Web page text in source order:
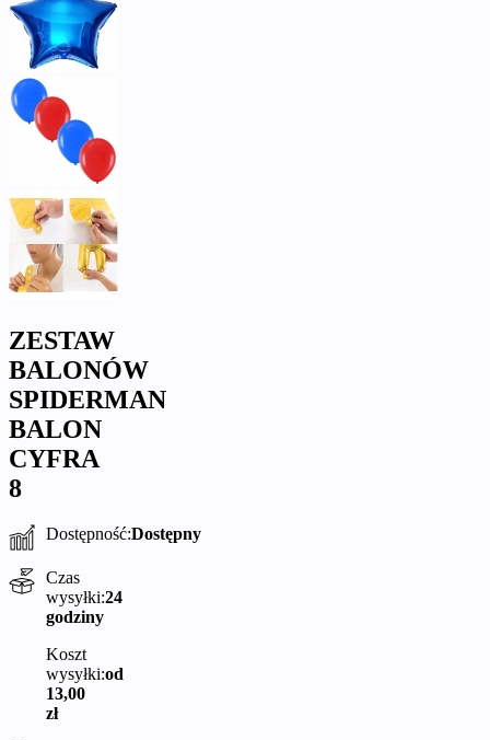
ZESTAW
BALONÓW
SPIDERMAN
BALON
CYFRA
8
Dostępność:Dostępny
Czas
wysyłki:24
godziny
Koszt
wysyłki:od
13,00
zł